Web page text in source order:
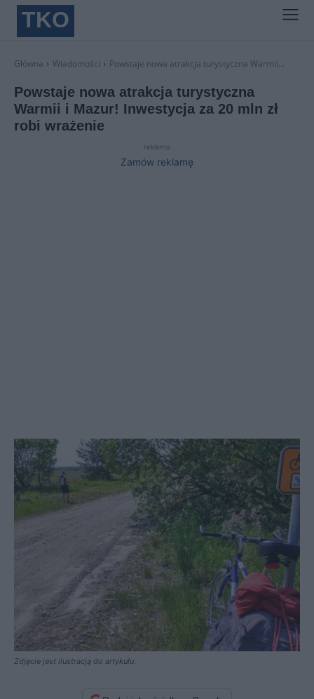
TKO
Główna Wiadomości Powstaje nowa atrakcja turystyczna Warmii...
Powstaje nowa atrakcja turystyczna
Warmii i Mazur! Inwestycja za 20 mln zł
robi wrażenie
reklama
Zamów reklamę
Zdjęcie jest ilustracją do artykułu.